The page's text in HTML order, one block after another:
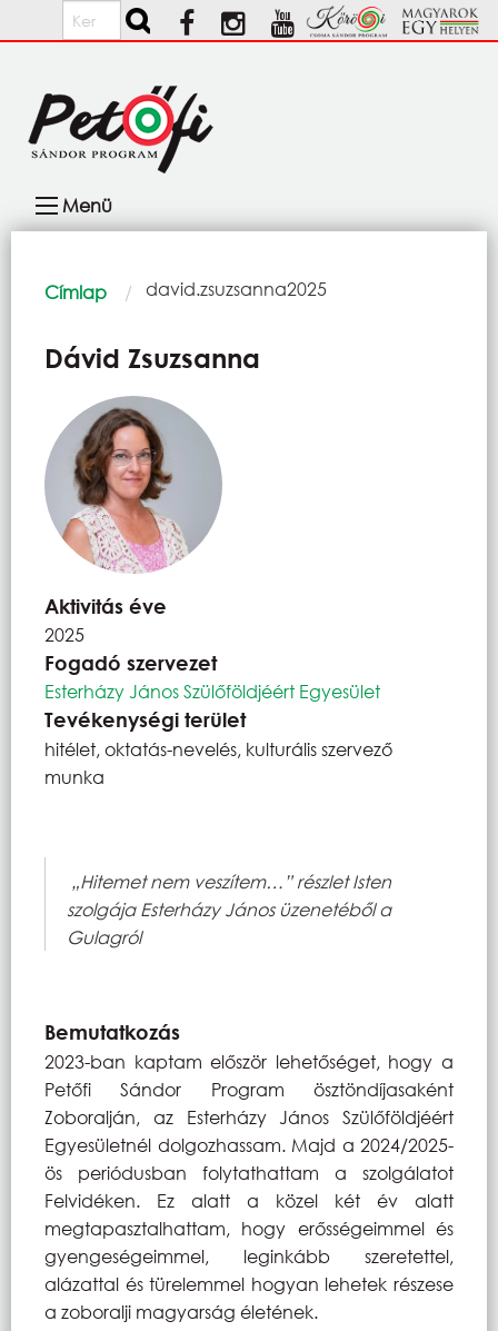
Ugrás a tartalomra
Keresés
navigáció
Menü
Morzsa
Címlap Current:
david.zsuzsanna2025
Dávid Zsuzsanna
Aktivitás éve
2025
Fogadó szervezet
Esterházy János Szülőföldjéért Egyesület
Tevékenységi terület
hitélet, oktatás-nevelés, kulturális szervező
munka
„Hitemet nem veszítem…” részlet Isten
szolgája Esterházy János üzenetéből a
Gulagról
Bemutatkozás
2023-ban kaptam először lehetőséget, hogy a
Petőfi Sándor Program ösztöndíjasaként
Zoboralján, az Esterházy János Szülőföldjéért
Egyesületnél dolgozhassam. Majd a 2024/2025-
ös periódusban folytathattam a szolgálatot
Felvidéken. Ez alatt a közel két év alatt
megtapasztalhattam, hogy erősségeimmel és
gyengeségeimmel, leginkább szeretettel,
alázattal és türelemmel hogyan lehetek részese
a zoboralji magyarság életének.